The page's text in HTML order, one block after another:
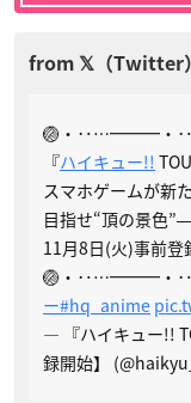
🏐・‥…━━━・
『ハイキュー!!
スマホゲームが新
目指せ“頂の景色
11月8日(火)事前登
🏐・‥…━━━・
ー#hq_anime
— 『ハイキュー!!
録開始】